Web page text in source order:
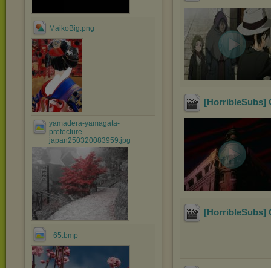
MaikoBig.png
yamadera-yamagata-
prefecture-
japan250320083959.jpg
+65.bmp
[HorribleSubs]
[HorribleSubs]